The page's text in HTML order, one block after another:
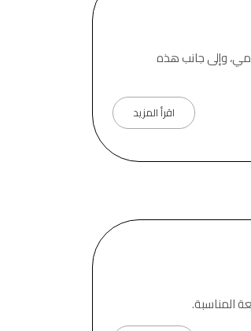
وإلى جانب هذه
اقرأ المزيد
المناسبة.